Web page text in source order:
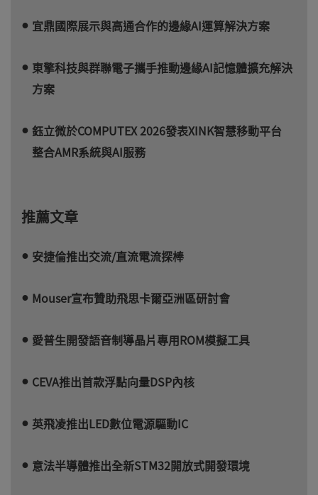
宜鼎國際展示與高通合作的邊緣AI運算解決方案
東擎科技與群聯電子攜手推動邊緣AI記憶體擴充解決
方案
鈺立微於COMPUTEX 2026發表XINK智慧移動平台
整合AMR系統與AI服務
推薦文章
安捷倫推出交流/直流電流探棒
Mouser宣布贊助飛思卡爾亞洲區研討會
愛普生開發語音制導晶片專用ROM模擬工具
CEVA推出首款浮點向量DSP內核
英飛凌推出LED數位電源驅動IC
意法半導體推出全新STM32開放式開發環境